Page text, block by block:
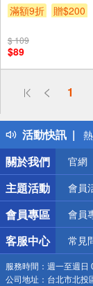
滿額9折
贈$200
$ 109
$89
1
活動快訊
關於我們
官網
主題活動 會員
會員專區 會員
客服中心 常見
服務時間： 週一至週日
公司地址： 台北市北投